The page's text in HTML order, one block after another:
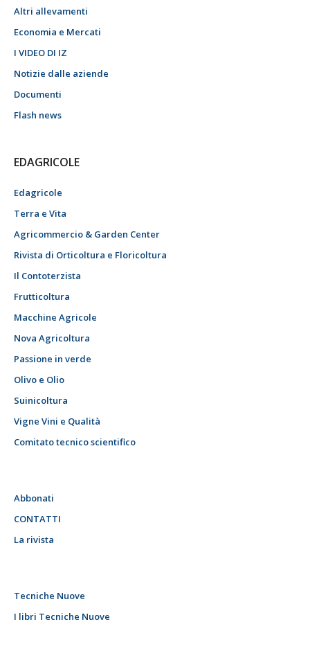
Altri allevamenti
Economia e Mercati
I VIDEO DI IZ
Notizie dalle aziende
Documenti
Flash news
EDAGRICOLE
Edagricole
Terra e Vita
Agricommercio & Garden Center
Rivista di Orticoltura e Floricoltura
Il Contoterzista
Frutticoltura
Macchine Agricole
Nova Agricoltura
Passione in verde
Olivo e Olio
Suinicoltura
Vigne Vini e Qualità
Comitato tecnico scientifico
Abbonati
CONTATTI
La rivista
Tecniche Nuove
I libri Tecniche Nuove